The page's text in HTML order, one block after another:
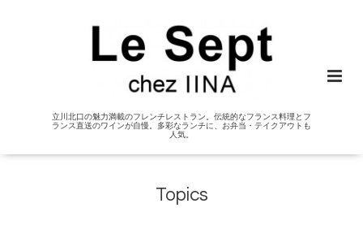
立川北口の魅力満載のフレンチレストラン。伝統的なフランス料理とフ
ランス直送のワインが自慢。多彩なランチに、お弁当・テイクアウトも
人気。
Topics